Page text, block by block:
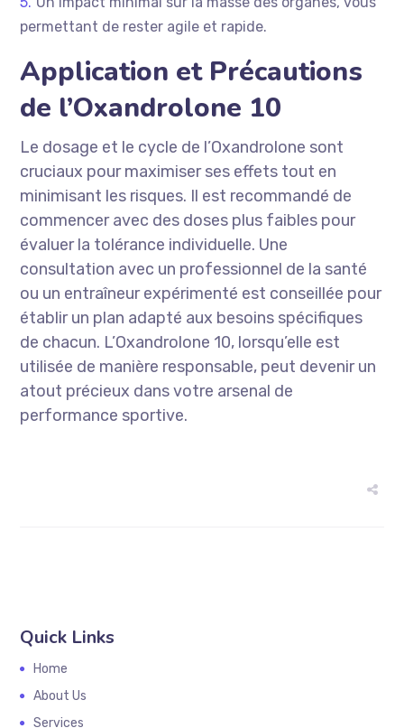
permettant de rester agile et rapide.
Application et Précautions
de l’Oxandrolone 10
Le dosage et le cycle de l’Oxandrolone sont
cruciaux pour maximiser ses effets tout en
minimisant les risques. Il est recommandé de
commencer avec des doses plus faibles pour
évaluer la tolérance individuelle. Une
consultation avec un professionnel de la santé
ou un entraîneur expérimenté est conseillée pour
établir un plan adapté aux besoins spécifiques
de chacun. L’Oxandrolone 10, lorsqu’elle est
utilisée de manière responsable, peut devenir un
atout précieux dans votre arsenal de
performance sportive.
Quick Links
Home
About Us
Services